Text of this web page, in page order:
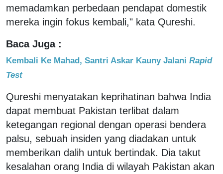
memadamkan perbedaan pendapat domestik
mereka ingin fokus kembali," kata Qureshi.
Baca Juga :
Kembali Ke Mahad, Santri Askar Kauny Jalani Rapid
Test
Qureshi menyatakan keprihatinan bahwa India
dapat membuat Pakistan terlibat dalam
ketegangan regional dengan operasi bendera
palsu, sebuah insiden yang diadakan untuk
memberikan dalih untuk bertindak. Dia takut
kesalahan orang India di wilayah Pakistan akan